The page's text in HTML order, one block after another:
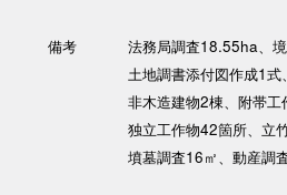
備考
法務局調査18.55ha、
土地調書添付図作成1式
非木造建物2棟、附帯工
独立工作物42箇所、立
墳墓調査16㎡、動産調